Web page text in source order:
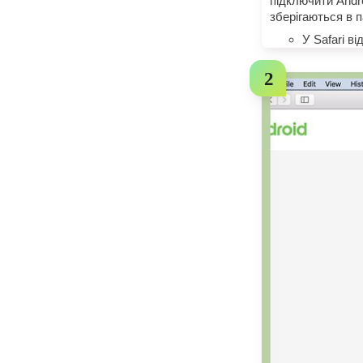
зберігаються в
У Safari